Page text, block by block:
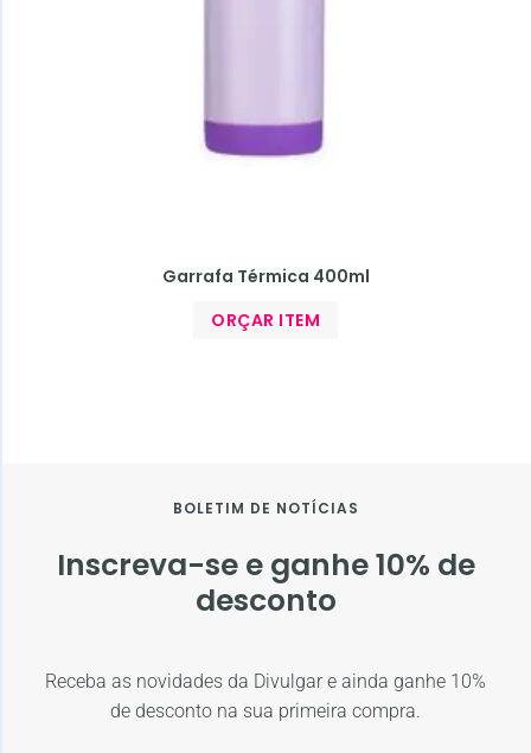
Garrafa Térmica 400ml
ORÇAR ITEM
BOLETIM DE NOTÍCIAS
Inscreva-se e ganhe 10% de
desconto
Receba as novidades da Divulgar e ainda ganhe 10%
de desconto na sua primeira compra.